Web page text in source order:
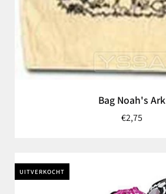
Bag Noah's Ark
€2,75
UITVERKOCHT